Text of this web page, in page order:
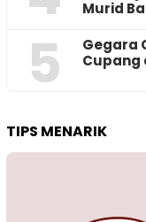
Murid
5
‎Gegara
Cupang
TIPS MENARIK